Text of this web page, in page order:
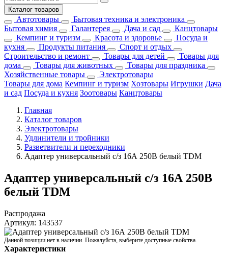
Каталог товаров
Автотовары
Бытовая техника и электроника
Бытовая химия
Галантерея Дача и сад
Канцтовары
Кемпинг и туризм
Красота и здоровье
Посуда и
кухня
Продукты питания
Спорт и отдых
Строительство и ремонт
Товары для детей
Товары для
дома
Товары для животных
Товары для праздника
Хозяйственные товары
Электротовары
Товары для дома Кемпинг и туризм Хозтовары Игрушки Дача
и сад Посуда и кухня Зоотовары Канцтовары
Главная
Каталог товаров
Электротовары
Удлинители и тройники
Разветвители и переходники
Адаптер универсальный с/з 16А 250В белый TDM
Адаптер универсальный с/з 16А 250В
белый TDM
Распродажа
Артикул: 143537
Данной позиции нет в наличии. Пожалуйста, выберите доступные свойства.
Характеристики